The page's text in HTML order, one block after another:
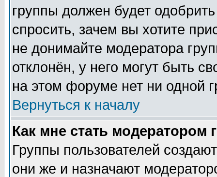
группы должен будет
спросить, зачем вы хотите
не донимайте модератора
отклонён, у него могут быть
на этом форуме нет ни одной
Вернуться к началу
Как мне стать модератором
Группы пользователей
они же и назначают